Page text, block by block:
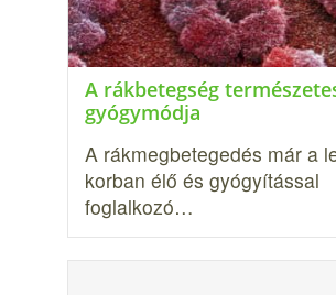
A rákbetegség
gyógymódja
A rákmegbetegedés már a
korban élő és gyógyítással
foglalkozó…